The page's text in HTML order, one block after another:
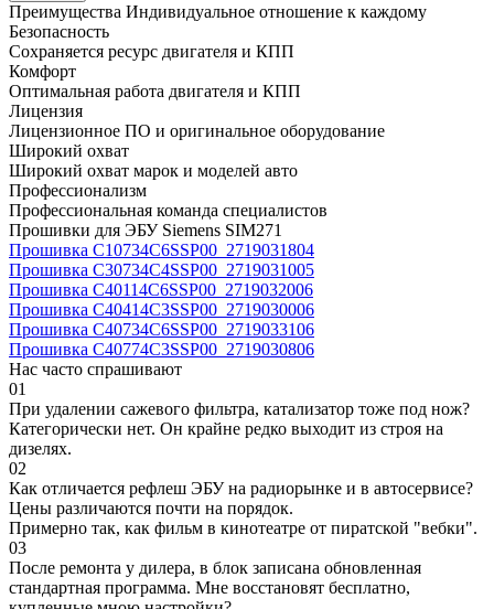
Преимущества Индивидуальное отношение к каждому
Безопасность
Сохраняется ресурс двигателя и КПП
Комфорт
Оптимальная работа двигателя и КПП
Лицензия
Лицензионное ПО и оригинальное оборудование
Широкий охват
Широкий охват марок и моделей авто
Профессионализм
Профессиональная команда специалистов
Прошивки для ЭБУ Siemens SIM271
Прошивка C10734C6SSP00_2719031804
Прошивка C30734C4SSP00_2719031005
Прошивка C40114C6SSP00_2719032006
Прошивка C40414C3SSP00_2719030006
Прошивка C40734C6SSP00_2719033106
Прошивка C40774C3SSP00_2719030806
Нас часто спрашивают
01
При удалении сажевого фильтра, катализатор тоже под нож?
Категорически нет. Он крайне редко выходит из строя на
дизелях.
02
Как отличается рефлеш ЭБУ на радиорынке и в автосервисе?
Цены различаются почти на порядок.
Примерно так, как фильм в кинотеатре от пиратской "вебки".
03
После ремонта у дилера, в блок записана обновленная
стандартная программа. Мне восстановят бесплатно,